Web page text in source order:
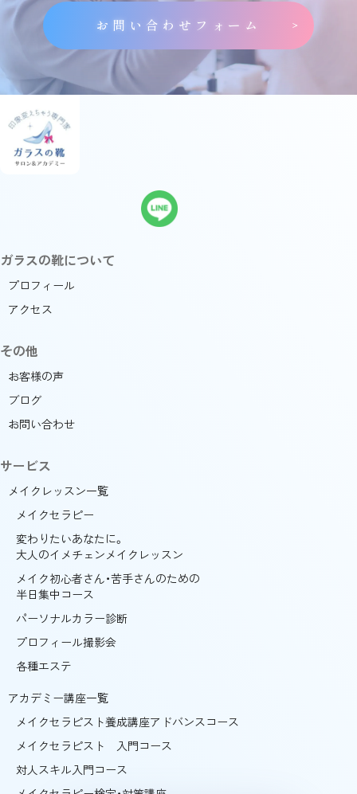
お問い合わせフォーム
ガラスの靴について
プロフィール
アクセス
その他
お客様の声
ブログ
お問い合わせ
サービス
メイクレッスン一覧
メイクセラピー
変わりたいあなたに。
大人のイメチェンメイクレッスン
メイク初心者さん・苦手さんのための
半日集中コース
パーソナルカラー診断
プロフィール撮影会
各種エステ
アカデミー講座一覧
メイクセラピスト養成講座アドバンスコース
メイクセラピスト 入門コース
対人スキル入門コース